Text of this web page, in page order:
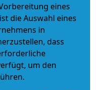
eines
die Auswahl eines
in
dass
um den